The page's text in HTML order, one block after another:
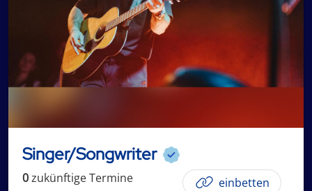
Singer/Songwriter
0zukünftigeTermine einbetten